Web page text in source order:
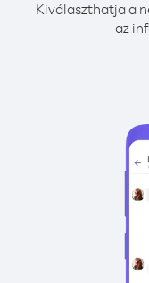
Kiválaszthatja a
az